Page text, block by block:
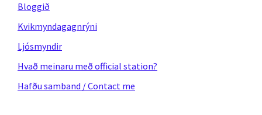
Bloggið
Kvikmyndagagnrýni
Ljósmyndir
Hvað meinaru með official station?
Hafðu samband / Contact me